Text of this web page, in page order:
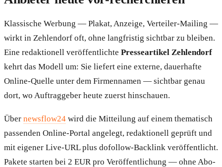
Klassische Werbung — Plakat, Anzeige, Verteiler-Mailing —
wirkt in Zehlendorf oft, ohne langfristig sichtbar zu bleiben.
Eine redaktionell veröffentlichte Presseartikel Zehlendorf
kehrt das Modell um: Sie liefert eine externe, dauerhafte
Online-Quelle unter dem Firmennamen — sichtbar genau
dort, wo Auftraggeber heute zuerst hinschauen.
Über newsflow24 wird die Mitteilung auf einem thematisch
passenden Online-Portal angelegt, redaktionell geprüft und
mit eigener Live-URL plus dofollow-Backlink veröffentlicht.
Pakete starten bei 2 EUR pro Veröffentlichung — ohne Abo-